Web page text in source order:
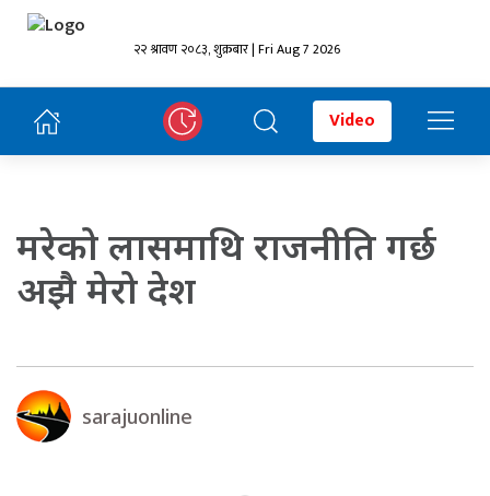
२२ श्रावण २०८३, शुक्रबार | Fri Aug 7 2026
Video
मरेको लासमाथि राजनीति गर्छ
अझै मेरो देश
sarajuonline